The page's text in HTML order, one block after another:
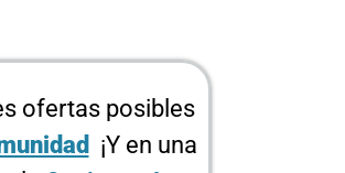
ofertas posibles
¡Y en una